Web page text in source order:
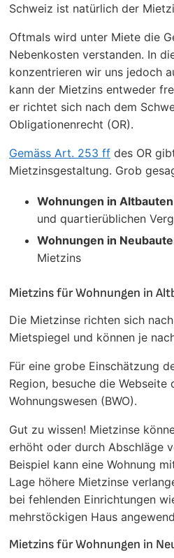
Schweiz ist natürlich der
Oftmals wird unter Miete die
Nebenkosten verstanden. In
konzentrieren wir uns jedoch
kann der Mietzins entweder
er richtet sich nach dem
Obligationenrecht (OR).
Gemäss Art. 253 ff des OR
Mietzinsgestaltung. Grob
Wohnungen in
und quartierüblichen
Wohnungen in
Mietzins
Mietzins für Wohnungen in
Die Mietzinse richten sich
Mietspiegel und können je
Für eine grobe Einschätzung
Region, besuche die Webseite
Wohnungswesen (BWO).
Gut zu wissen! Mietzinse
erhöht oder durch Abschläge
Beispiel kann eine Wohnung
Lage höhere Mietzinse
bei fehlenden Einrichtungen
mehrstöckigen Haus
Mietzins für Wohnungen in